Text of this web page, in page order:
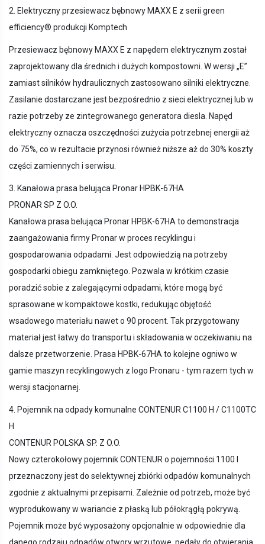
2. Elektryczny przesiewacz bębnowy MAXX E z serii green
efficiency® produkcji Komptech
Przesiewacz bębnowy MAXX E z napędem elektrycznym został
zaprojektowany dla średnich i dużych kompostowni. W wersji „E”
zamiast silników hydraulicznych zastosowano silniki elektryczne.
Zasilanie dostarczane jest bezpośrednio z sieci elektrycznej lub w
razie potrzeby ze zintegrowanego generatora diesla. Napęd
elektryczny oznacza oszczędności zużycia potrzebnej energii aż
do 75%, co w rezultacie przynosi również niższe aż do 30% koszty
części zamiennych i serwisu.
3. Kanałowa prasa belująca Pronar HPBK-67HA
PRONAR SP Z O.O.
Kanałowa prasa belująca Pronar HPBK-67HA to demonstracja
zaangażowania firmy Pronar w proces recyklingu i
gospodarowania odpadami. Jest odpowiedzią na potrzeby
gospodarki obiegu zamkniętego. Pozwala w krótkim czasie
poradzić sobie z zalegającymi odpadami, które mogą być
sprasowane w kompaktowe kostki, redukując objętość
wsadowego materiału nawet o 90 procent. Tak przygotowany
materiał jest łatwy do transportu i składowania w oczekiwaniu na
dalsze przetworzenie. Prasa HPBK-67HA to kolejne ogniwo w
gamie maszyn recyklingowych z logo Pronaru - tym razem tych w
wersji stacjonarnej.
4. Pojemnik na odpady komunalne CONTENUR C1100 H / C1100TC
H
CONTENUR POLSKA SP. Z O.O.
Nowy czterokołowy pojemnik CONTENUR o pojemności 1100 l
przeznaczony jest do selektywnej zbiórki odpadów komunalnych
zgodnie z aktualnymi przepisami. Zależnie od potrzeb, może być
wyprodukowany w wariancie z płaską lub półokrągłą pokrywą.
Pojemnik może być wyposażony opcjonalnie w odpowiednie dla